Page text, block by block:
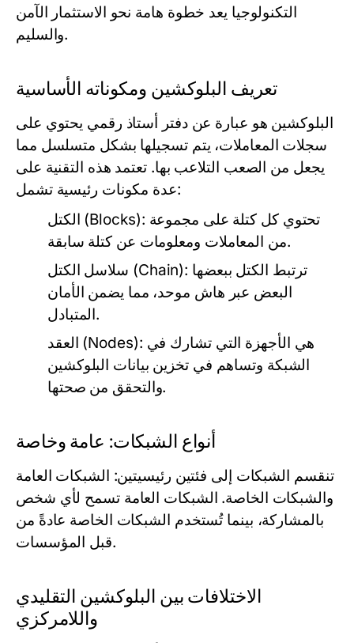
التكنولوجيا يعد خطوة هامة نحو الاستثمار الآمن
والسليم.
تعريف البلوكشين ومكوناته الأساسية
البلوكشين هو عبارة عن دفتر أستاذ رقمي يحتوي على
سجلات المعاملات، يتم تسجيلها بشكل متسلسل مما
يجعل من الصعب التلاعب بها. تعتمد هذه التقنية على
عدة مكونات رئيسية تشمل:
الكتل (Blocks):
من المعاملات ومعلومات عن كتلة سابقة.
سلاسل الكتل (Chain):
البعض عبر هاش موحد، مما يضمن الأمان
المتبادل.
العقد (Nodes):
الشبكة وتساهم في تخزين بيانات البلوكشين
والتحقق من صحتها.
أنواع الشبكات: عامة وخاصة
تنقسم الشبكات إلى فئتين رئيسيتين: الشبكات العامة
والشبكات الخاصة. الشبكات العامة تسمح لأي شخص
بالمشاركة، بينما تُستخدم الشبكات الخاصة عادةً من
قبل المؤسسات.
الاختلافات بين البلوكشين التقليدي
واللامركزي